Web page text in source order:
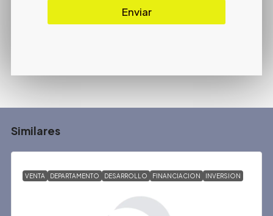
Enviar
Similares
VENTA DEPARTAMENTO DESARROLLO FINANCIACION INVERSION